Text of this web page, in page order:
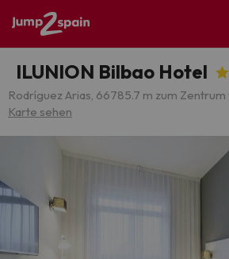
ILUNION Bilbao Hotel
Rodríguez Arias, 66785.7 m zum Zentrum
Karte sehen